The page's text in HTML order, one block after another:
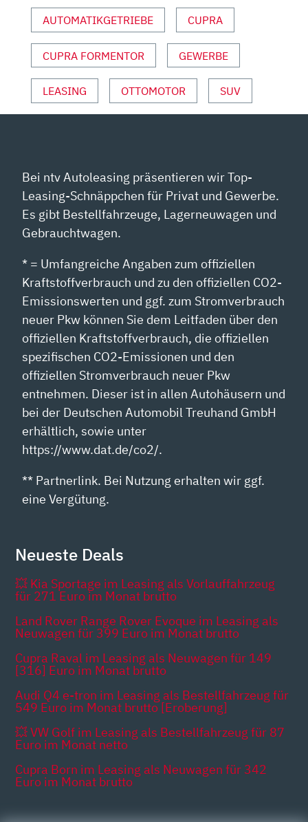
ON Y
OUTUBE A
NZEIGEN
AUTOMATIKGETRIEBE CUPRA
CUPRA FORMENTOR GEWERBE
LEASING OTTOMOTOR SUV
Bei ntv Autoleasing präsentieren wir Top-
Leasing-Schnäppchen für Privat und Gewerbe.
Es gibt Bestellfahrzeuge, Lagerneuwagen und
Gebrauchtwagen.
* = Umfangreiche Angaben zum offiziellen
Kraftstoffverbrauch und zu den offiziellen CO2-
Emissionswerten und ggf. zum Stromverbrauch
neuer Pkw können Sie dem Leitfaden über den
offiziellen Kraftstoffverbrauch, die offiziellen
spezifischen CO2-Emissionen und den
offiziellen Stromverbrauch neuer Pkw
entnehmen. Dieser ist in allen Autohäusern und
bei der Deutschen Automobil Treuhand GmbH
erhältlich, sowie unter
https://www.dat.de/co2/.
** Partnerlink. Bei Nutzung erhalten wir ggf.
eine Vergütung.
Neueste Deals
💥 Kia Sportage im Leasing als Vorlauffahrzeug
für 271 Euro im Monat brutto
Land Rover Range Rover Evoque im Leasing als
Neuwagen für 399 Euro im Monat brutto
Cupra Raval im Leasing als Neuwagen für 149
[316] Euro im Monat brutto
Audi Q4 e-tron im Leasing als Bestellfahrzeug für
549 Euro im Monat brutto [Eroberung]
💥 VW Golf im Leasing als Bestellfahrzeug für 87
Euro im Monat netto
Cupra Born im Leasing als Neuwagen für 342
Euro im Monat brutto